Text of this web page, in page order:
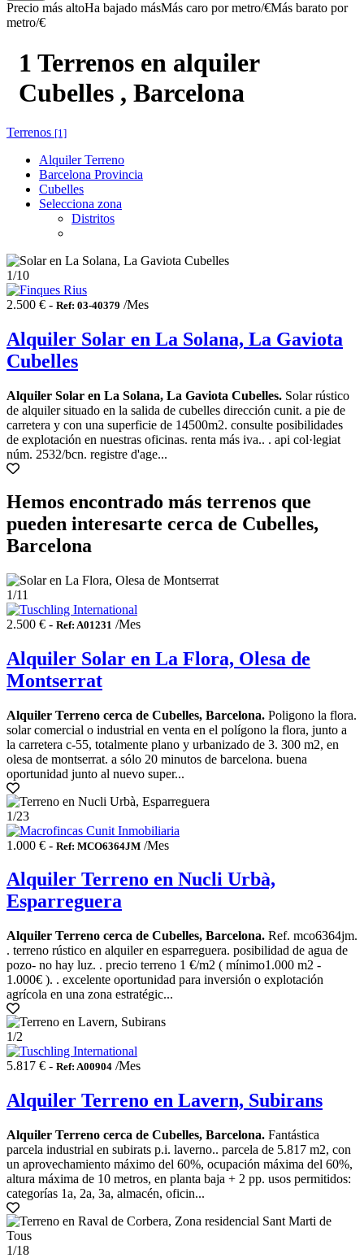
Precio más altoHa bajado másMás caro por metro/€Más barato por
metro/€
1 Terrenos en alquiler
Cubelles , Barcelona
Terrenos [1]
Alquiler Terreno
Barcelona Provincia
Cubelles
Selecciona zona
Distritos
1/10
2.500 € - Ref: 03-40379 /Mes
Alquiler Solar en La Solana, La Gaviota
Cubelles
Alquiler Solar en La Solana, La Gaviota Cubelles. Solar rústico
de alquiler situado en la salida de cubelles dirección cunit. a pie de
carretera y con una superficie de 14500m2. consulte posibilidades
de explotación en nuestras oficinas. renta más iva.. . api col·legiat
núm. 2532/bcn. registre d'age...
Hemos encontrado más terrenos que
pueden interesarte cerca de Cubelles,
Barcelona
1/11
2.500 € - Ref: A01231 /Mes
Alquiler Solar en La Flora, Olesa de
Montserrat
Alquiler Terreno cerca de Cubelles, Barcelona. Poligono la flora.
solar comercial o industrial en venta en el polígono la flora, junto a
la carretera c-55, totalmente plano y urbanizado de 3. 300 m2, en
olesa de montserrat. a sólo 20 minutos de barcelona. buena
oportunidad junto al nuevo super...
1/23
1.000 € - Ref: MCO6364JM /Mes
Alquiler Terreno en Nucli Urbà,
Esparreguera
Alquiler Terreno cerca de Cubelles, Barcelona. Ref. mco6364jm.
. terreno rústico en alquiler en esparreguera. posibilidad de agua de
pozo- no hay luz. . precio terreno 1 €/m2 ( mínimo1.000 m2 -
1.000€ ). . excelente oportunidad para inversión o explotación
agrícola en una zona estratégic...
1/2
5.817 € - Ref: A00904 /Mes
Alquiler Terreno en Lavern, Subirans
Alquiler Terreno cerca de Cubelles, Barcelona. Fantástica
parcela industrial en subirats p.i. laverno.. parcela de 5.817 m2, con
un aprovechamiento máximo del 60%, ocupación máxima del 60%,
altura máxima de 10 metros, en planta baja + 2 pp. usos permitidos:
categorías 1a, 2a, 3a, almacén, oficin...
1/18